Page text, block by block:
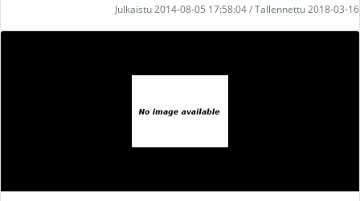
Julkaistu 2014-08-05 17:58:04 / Tallennettu 2018-03-16